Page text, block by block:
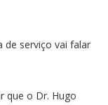
de serviço vai falar
que o Dr. Hugo